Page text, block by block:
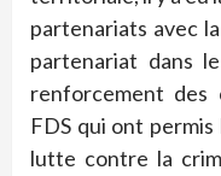
partenariats avec
partenariat dans
renforcement des
FDS qui ont
lutte contre la